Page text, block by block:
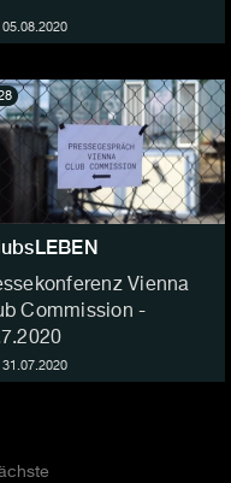
Vienna
Commission -